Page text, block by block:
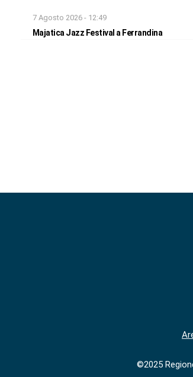
7 Agosto 2026 - 12:49
Majatica Jazz Festival a Ferrandina
©2025